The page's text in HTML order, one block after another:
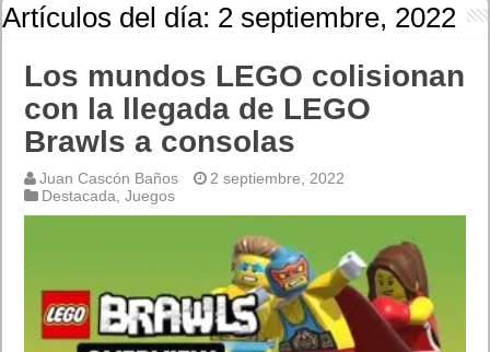
Artículos del día: 2 septiembre, 2022
Los mundos LEGO colisionan
con la llegada de LEGO
Brawls a consolas
Juan Cascón Baños
2 septiembre, 2022
Destacada ,Juegos